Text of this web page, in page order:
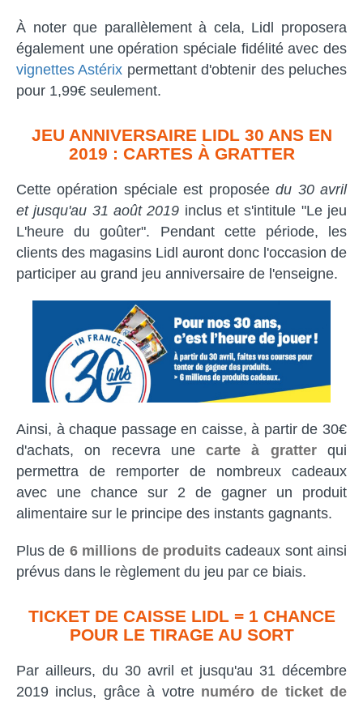
À noter que parallèlement à cela, Lidl proposera
également une opération spéciale fidélité avec des
vignettes Astérix permettant d'obtenir des peluches
pour 1,99€ seulement.
JEU ANNIVERSAIRE LIDL 30 ANS EN
2019 : CARTES À GRATTER
Cette opération spéciale est proposéedu 30 avril
et jusqu'au 31 août 2019 inclus et s'intitule "Le jeu
L'heure du goûter". Pendant cette période, les
clients des magasins Lidl auront donc l'occasion de
participer au grand jeu anniversaire de l'enseigne.
Ainsi, à chaque passage en caisse, à partir de 30€
d'achats, on recevra unecarte à gratterqui
permettra de remporter de nombreux cadeaux
avec une chance sur 2 de gagner un produit
alimentaire sur le principe des instants gagnants.
Plus de 6 millions de produitscadeaux sont ainsi
prévus dans le règlement du jeu par ce biais.
TICKET DE CAISSE LIDL = 1 CHANCE
POUR LE TIRAGE AU SORT
Par ailleurs, du 30 avril et jusqu'au 31 décembre
2019 inclus, grâce à votre numéro de ticket de